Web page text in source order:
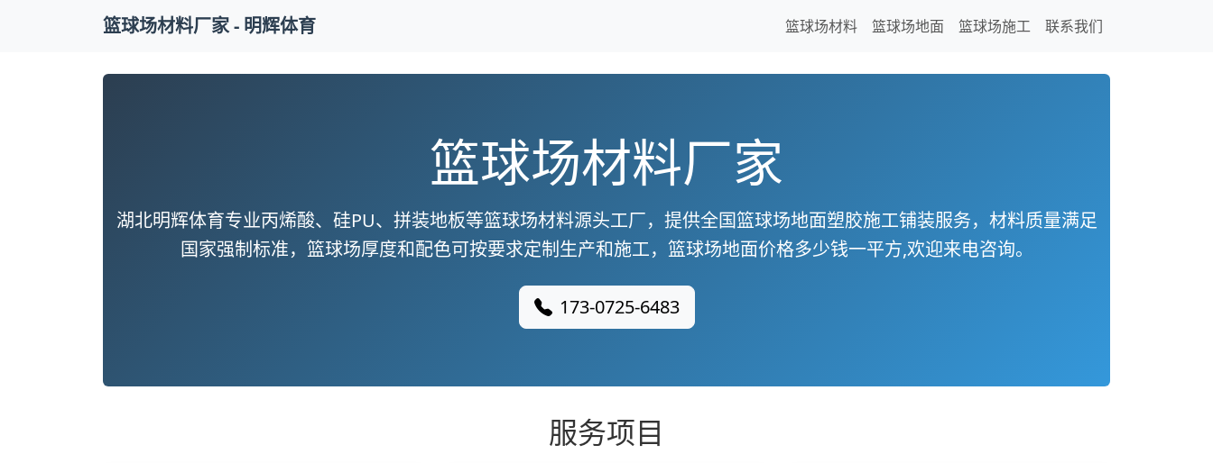
篮球场材料厂家 - 明辉体育 篮球场材料 篮球场地面 篮球场施工 联系我们
篮球场材料厂家
湖北明辉体育专业丙烯酸、硅PU、拼装地板等篮球场材料源头工厂，提供全国篮球场地面塑胶施工铺装服务，材料质量满足
国家强制标准，篮球场厚度和配色可按要求定制生产和施工，篮球场地面价格多少钱一平方,欢迎来电咨询。
173-0725-6483
服务项目